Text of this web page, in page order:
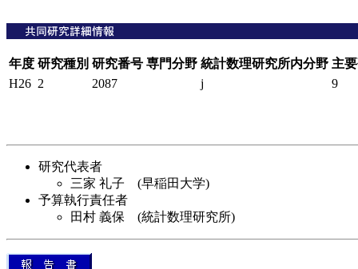
年度 研究種別 研究番号 専門分野 統計数理研究所内分野 主
H26 2 2087 j 9
研究代表者
三家 礼子 (早稲田大学)
予算執行責任者
田村 義保 (統計数理研究所)